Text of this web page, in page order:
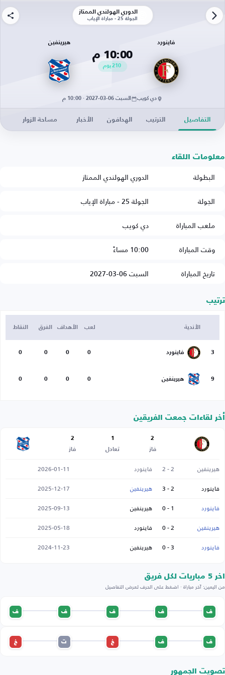
الدوري الهولندي الممتاز
الجولة 25 - مباراة الإياب
فاينورد
10:00 م
210يوم
هيرينفين
دي كويب السبت 06-03-2027 · 10:00 م
التفاصيل الترتيب الهدافون الأخبار مساحة الزوار
معلومات اللقاء
البطولة
الدوري الهولندي الممتاز
الجولة
الجولة 25 - مباراة الإياب
ملعب المباراة
دي كويب
وقت المباراة
10:00 مساءً
تاريخ المباراة
السبت 06-03-2027
ترتيب
الأندية لعب الأهداف الفرق النقاط
3 فاينورد 0
0
0
0
9 هيرينفين 0
0
0
0
أخر لقاءات جمعت الفريقين
2
فاز
1
تعادل
2
فاز
هيرينفين 2 - 2 فاينورد
2026-01-11
فاينورد
2 - 3 هيرينفين
2025-12-17
فاينورد
1 - 0 هيرينفين
2025-09-13
هيرينفين
2 - 0 فاينورد
2025-05-18
فاينورد
3 - 0 هيرينفين 2024-11-23
اخر 5 مباريات لكل فريق
من اليمين: آخر مباراة · اضغط على الحرف لعرض التفاصيل
ف ف ف ف ف
ف ف خ ت خ
تصويت الجمهور